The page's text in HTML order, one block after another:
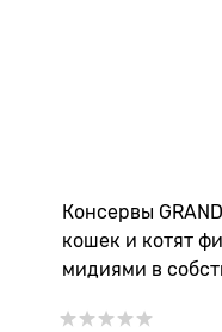
Консервы
кошек и котят
мидиями в